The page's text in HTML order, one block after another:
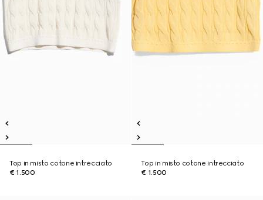
Top in misto cotone intrecciato
€ 1.500
Top in misto cotone intrecciato
€ 1.500